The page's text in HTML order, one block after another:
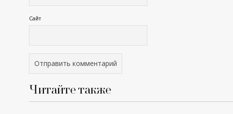
Сайт
Читайте также